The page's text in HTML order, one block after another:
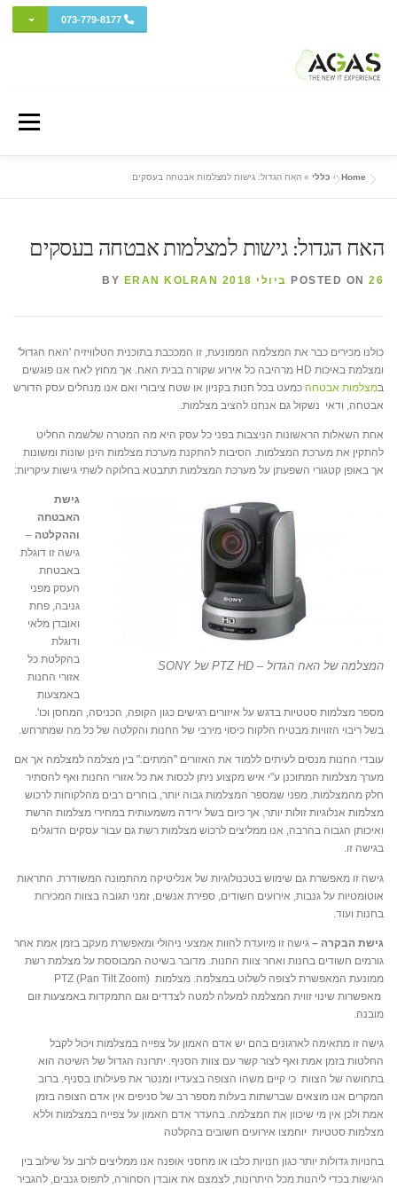
073-779-8177 מתג
Menu
אודות AGAS
כל השווקים אבטחת מידע והגנת סייבר איזור לקוחות
Home
» כללי » האח הגדול: גישות למצלמות אבטחה בעסקים
האח הגדול: גישות למצלמות אבטחה בעסקים
POSTED ON 26 ביולי 2018 ERAN KOLRAN
כולנו מכירים כבר את המצלמה הממונעת, זו המככבת בתוכנית הטלוויזיה 'האח הגדול'
ומצלמת באיכות HD מרהיבה כל אירוע שקורה בבית האח. אך מחוץ לאח אנו פוגשים
במצלמות אבטחה כמעט בכל חנות בקניון או שטח ציבורי ואם אנו מנהלים עסק הדורש
אבטחה, ודאי נשקול גם אנחנו להציב מצלמות.
אחת השאלות הראשונות הניצבות בפני כל עסק היא מה המטרה שלשמה החליט
להתקין את מערכת המצלמות. הסיבות להתקנת מערכת מצלמות הינן שונות ומשונות
אך באופן קטגורי השפעתן על מערכת המצלמות תתבטא בחלוקה לשתי גישות עיקריות:
המצלמה של האח הגדול – PTZ HD של SONY
גישת
האבטחה
וההקלטה –
גישה זו דוגלת
באבטחת
העסק מפני
גניבה, פחת
ואובדן מלאי
ודוגלת
בהקלטת כל
אזורי החנות
באמצעות
מספר מצלמות סטטיות בדגש על איזורים רגישים כגון הקופה, הכניסה, המחסן וכו'.
בשל ריבוי הזוויות מבטיח הלקוח כיסוי מירבי של החנות והקלטה של כל מה שמתרחש.
עובדי החנות מנסים לעיתים ללמוד את האזורים "המתים:" בין מצלמה למצלמה אך אם
מערך מצלמות המתוכנן ע"י איש מקצוע ניתן לכסות את כל אזורי החנות ואף להסתיר
חלק מהמצלמות. מפני שמספר המצלמות גבוה יותר, בוחרים רבים מהלקוחות לרכוש
מצלמות אנלוגיות זולות יותר, אך כיום בשל ירידה משמעותית במחירי מצלמות הרשת
ואיכותן הגבוה בהרבה, אנו ממליצים לרכוש מצלמות רשת גם עבור עסקים הדוגלים
בגישה זו.
גישה זו מאפשרת גם שימוש בטכנולוגיות של אנליטיקה מהתמונה המשודרת. התראות
אוטומטיות על גנבות, אירועים חשודים, ספירת אנשים, זמני תגובה בצוות המכירות
בחנות ועוד.
גישת הבקרה – גישה זו מיועדת להוות אמצעי ניהולי ומאפשרת מעקב בזמן אמת אחר
גורמים חשודים בחנות ואחר צוות החנות. מדובר בשיטה המבוססת על מצלמת רשת
ממונעת המאפשרת לצופה לשלוט במצלמה. מצלמות PTZ (Pan Tilt Zoom)
מאפשרות שינוי זווית המצלמה למעלה למטה לצדדים וגם התמקדות באמצעות זום
מובנה.
גישה זו מתאימה לארגונים בהם יש אדם האמון על צפייה במצלמות ויכול לקבל
החלטות בזמן אמת ואף לצור קשר עם צוות הסניף. יתרונה הגדול של השיטה הוא
בתחושה של הצוות כי קיים משהו הצופה בצעדיו ומנטר את פעילותו בסניף. ברוב
המקרים אנו מוצאים שברשתות בעלות מספר רב של סניפים אין אדם הצופה בזמן
אמת ולכן אין מי שיכוון את המצלמה. בהעדר אדם האמון על צפייה במצלמות וללא
מצלמות סטטיות יוחמצו אירועים חשובים בהקלטה
בחנויות גדולות יותר כגון חנויות כלבו או מחסני אופנה אנו ממליצים לרוב על שילוב בין
הגישות בכדי ליהנות מכל היתרונות, לצמצם את אובדן הסחורה, לתפוס גנבים, להגביר